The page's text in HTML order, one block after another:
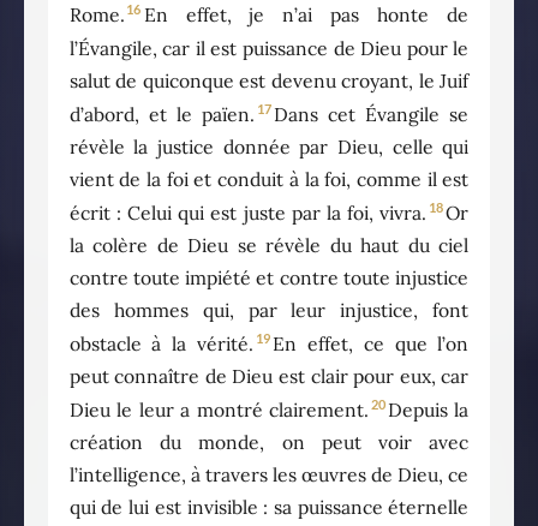
Rome. 16 En effet, je n’ai pas honte de
l’Évangile, car il est puissance de Dieu pour le
salut de quiconque est devenu croyant, le Juif
d’abord, et le païen. 17 Dans cet Évangile se
révèle la justice donnée par Dieu, celle qui
vient de la foi et conduit à la foi, comme il est
écrit : Celui qui est juste par la foi, vivra. 18Or
la colère de Dieu se révèle du haut du ciel
contre toute impiété et contre toute injustice
des hommes qui, par leur injustice, font
obstacle à la vérité. 19 En effet, ce que l’on
peut connaître de Dieu est clair pour eux, car
Dieu le leur a montré clairement. 20 Depuis la
création du monde, on peut voir avec
l’intelligence, à travers les œuvres de Dieu, ce
qui de lui est invisible : sa puissance éternelle